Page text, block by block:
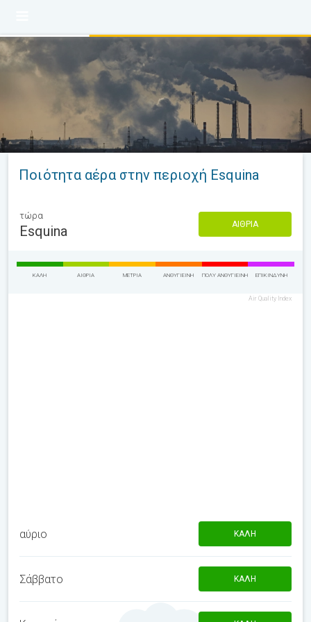
Ποιότητα αέρα στην περιοχή Esquina
τώρα
Esquina ΑΊΘΡΙΑ
ΚΑΛΉ ΑΊΘΡΙΑ ΜΈΤΡΙΑ ΑΝΘΥΓΙΕΙΝΉ ΠΟΛΎ ΑΝΘΥΓΙΕΙΝΉ ΕΠΙΚΊΝΔΥΝΗ
Air Quality Index
αύριο ΚΑΛΉ
Σάββατο ΚΑΛΉ